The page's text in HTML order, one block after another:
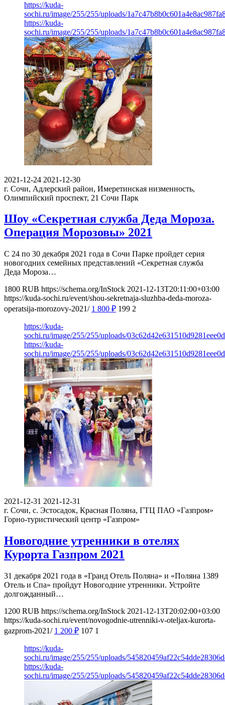
https://kuda-
sochi.ru/image/255/255/uploads/
https://kuda-
sochi.ru/image/255/255/uploads/
2021-12-24 2021-12-30
г. Сочи, Адлерский район, Имеретинская низменность,
Олимпийский проспект, 21 Сочи Парк
Шоу «Секретная служба Деда Мороза.
Операция Морозовы» 2021
С 24 по 30 декабря 2021 года в Сочи Парке пройдет серия
новогодних семейных представлений «Секретная служба
Деда Мороза…
1800 RUB https://schema.org/InStock 2021-12-13T20:11:00+03:00
https://kuda-sochi.ru/event/shou-sekretnaja-sluzhba-deda-moroza-
operatsija-morozovy-2021/ 1 800 ₽ 199 2
https://kuda-
sochi.ru/image/255/255/uploads/
https://kuda-
sochi.ru/image/255/255/uploads/
2021-12-31 2021-12-31
г. Сочи, с. Эстосадок, Красная Поляна, ГТЦ ПАО «Газпром»
Горно-туристический центр «Газпром»
Новогодние утренники в отелях
Курорта Газпром 2021
31 декабря 2021 года в «Гранд Отель Поляна» и «Поляна 1389
Отель и Спа» пройдут Новогодние утренники. Устройте
долгожданный…
1200 RUB https://schema.org/InStock 2021-12-13T20:02:00+03:00
https://kuda-sochi.ru/event/novogodnie-utrenniki-v-oteljax-kurorta-
gazprom-2021/ 1 200 ₽ 107 1
https://kuda-
sochi.ru/image/255/255/uploads/
https://kuda-
sochi.ru/image/255/255/uploads/